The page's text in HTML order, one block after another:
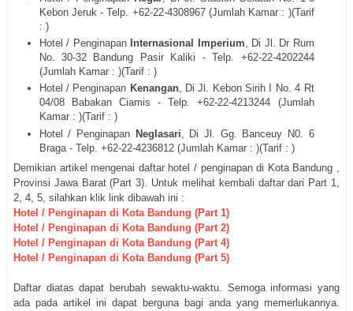
Kebon Jeruk - Telp. +62-22-4308967(Jumlah Kamar : )(Tarif
: )
Hotel / PenginapanInternasional Imperium, Di Jl. Dr Rum
No. 30-32 Bandung Pasir Kaliki - Telp. +62-22-4202244
(Jumlah Kamar : )(Tarif : )
Hotel / Penginapan Kenangan, DiJl. Kebon Sirih I No. 4 Rt
04/08 Babakan Ciamis - Telp. +62-22-4213244 (Jumlah
Kamar : )(Tarif : )
Hotel / PenginapanNeglasari , Di Jl. Gg. Banceuy N0. 6
Braga- Telp. +62-22-4236812(Jumlah Kamar : )(Tarif : )
Demikian artikel mengenai daftar hotel / penginapan di Kota Bandung ,
Provinsi Jawa Barat (Part 3). Untuk melihat kembali daftar dari Part 1,
2, 4, 5, silahkan klik link dibawah ini :
Hotel / Penginapan di Kota Bandung (Part 1)
Hotel / Penginapan di Kota Bandung (Part 2)
Hotel / Penginapan di Kota Bandung (Part 4)
Hotel / Penginapan di Kota Bandung (Part 5)
Daftar diatas dapat berubah sewaktu-waktu. Semoga informasi yang
ada pada artikel ini dapat berguna bagi anda yang memerlukannya.